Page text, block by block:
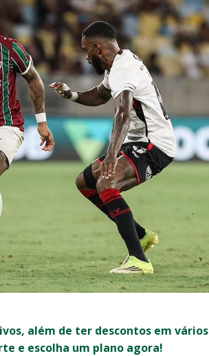
além de ter descontos em vários
e escolha um plano agora!